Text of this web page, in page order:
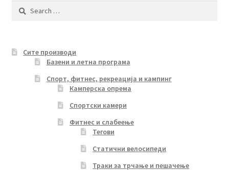
Search
Сите производи
Базени и летна програма
Спорт, фитнес, рекреација и кампинг
Камперска опрема
Спортски камери
Фитнес и слабеење
Тегови
Статични велосипеди
Траки за трчање и пешачење